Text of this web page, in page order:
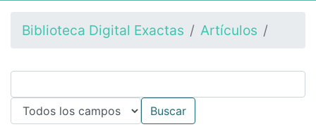
Biblioteca Digital Exactas Artículos